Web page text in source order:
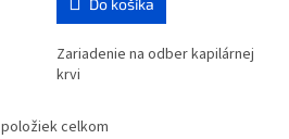
Zariadenie na odber kapilárnej
krvi
položiek celkom